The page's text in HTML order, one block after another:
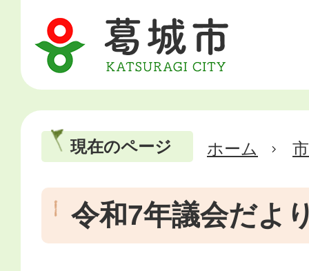
現在のページ ホーム
令和7年議会だよ